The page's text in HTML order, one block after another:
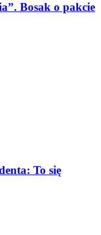
Bosak o pakcie
To się